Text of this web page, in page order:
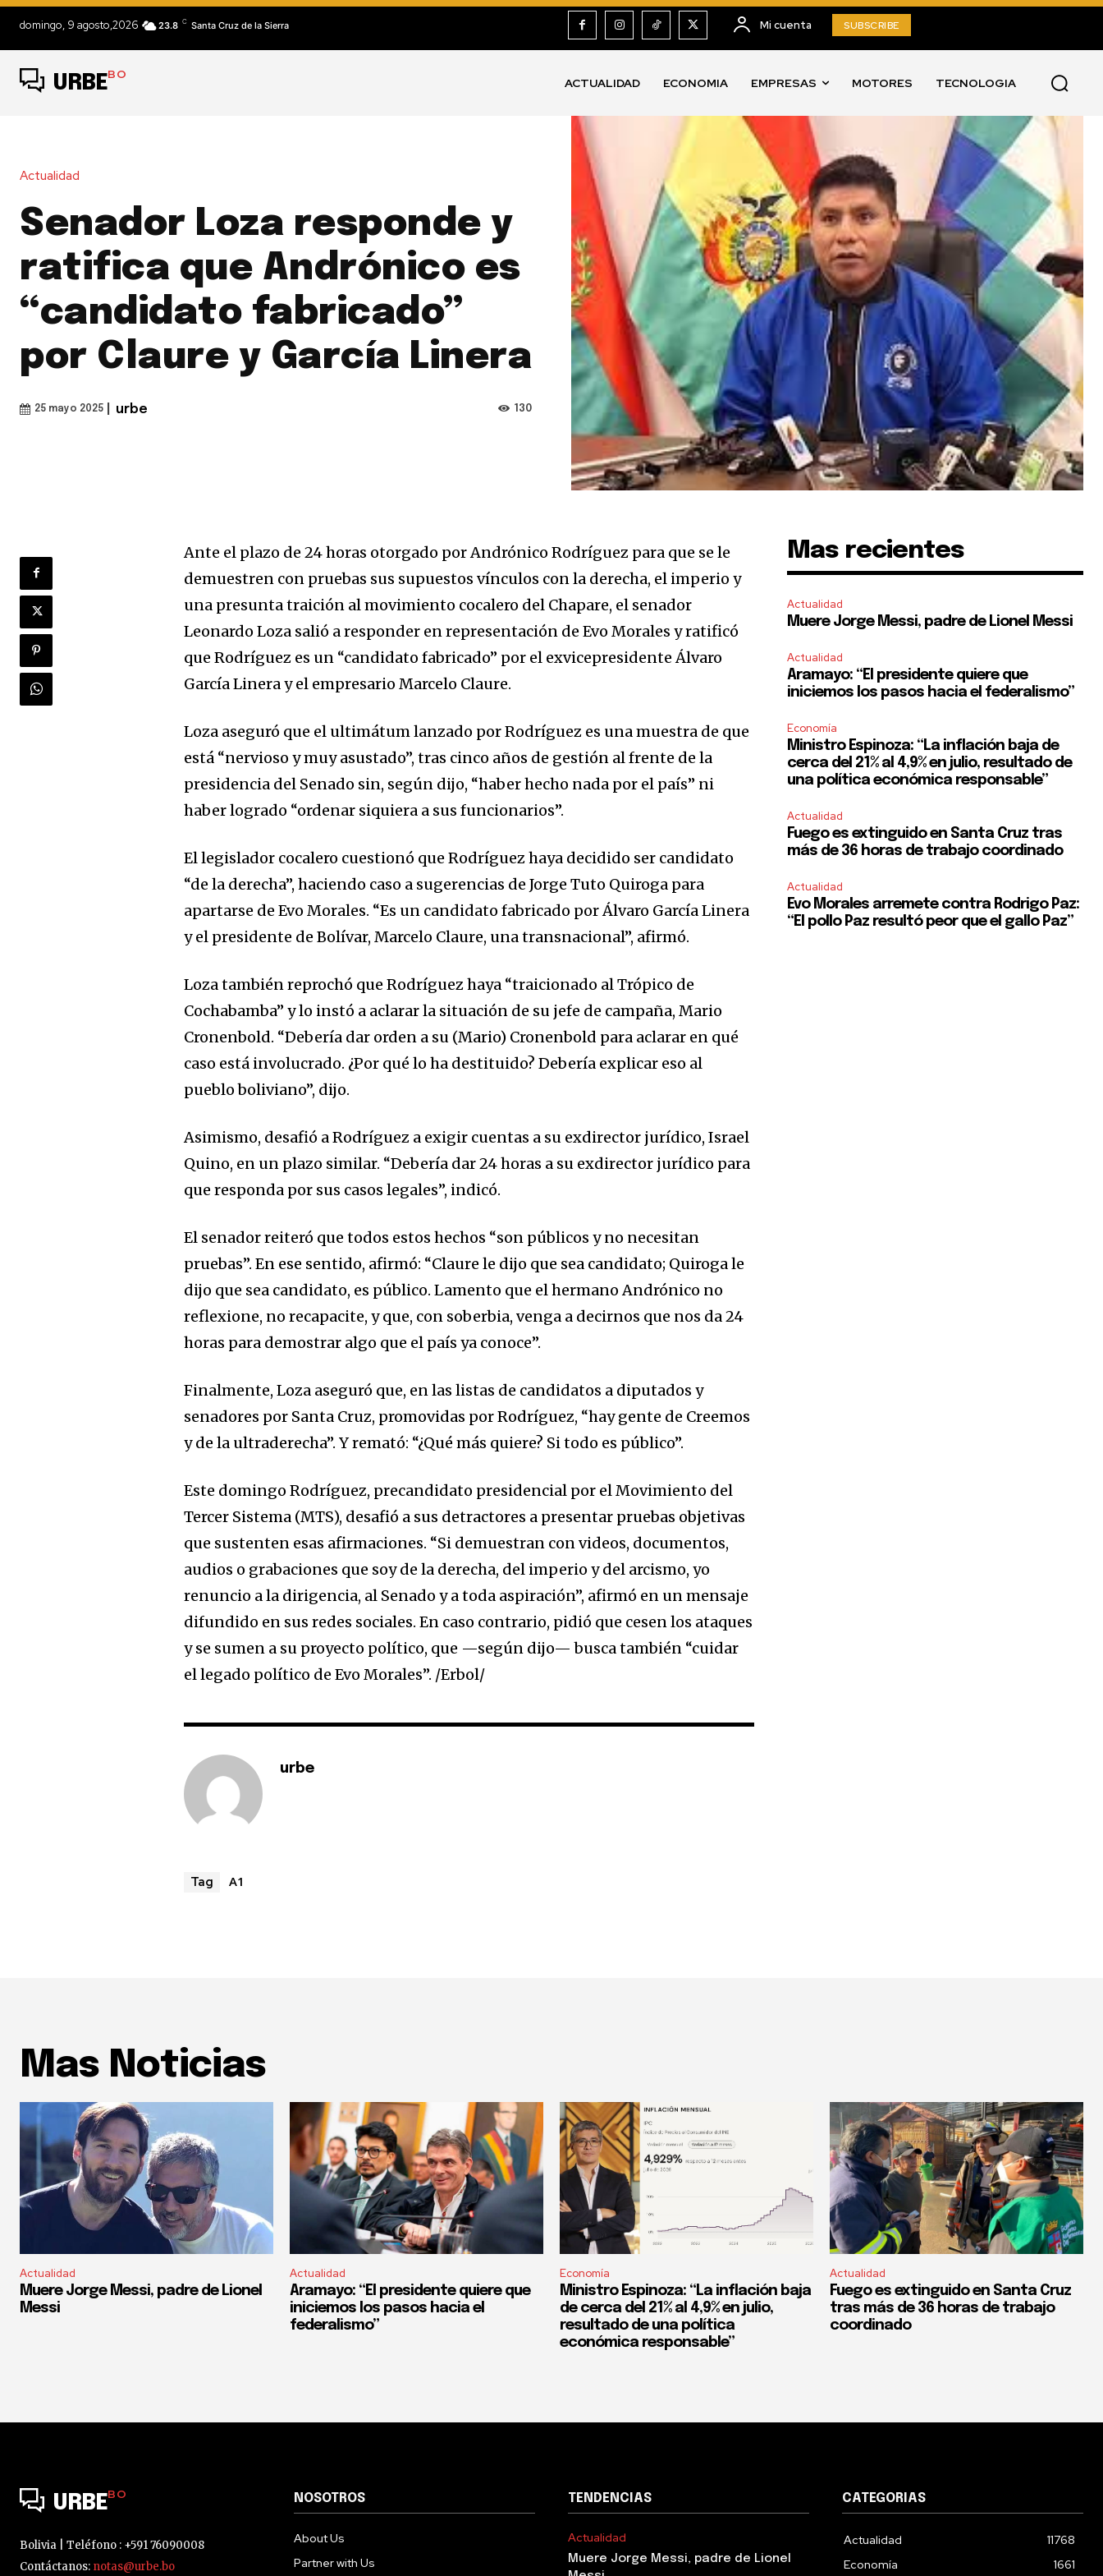
SUBSCRIBERS and be part
of the conversation.
the subscribe button below. Don't worry, we respect your privacy and
won't spam your inbox. Your information is safe with us.
I've read and accept the
domingo, 9 agosto,2026 23.8 C Santa Cruz de la Sierra Mi cuenta SUBSCRIBE
URBEBO
ACTUALIDAD ECONOMIA EMPRESAS MOTORES TECNOLOGIA
Actualidad
Senador Loza responde y
ratifica que Andrónico es
“candidato fabricado”
por Claure y García Linera
25 mayo 2025 urbe 130
Ante el plazo de 24 horas otorgado por Andrónico Rodríguez para que se le
demuestren con pruebas sus supuestos vínculos con la derecha, el imperio y
una presunta traición al movimiento cocalero del Chapare, el senador
Leonardo Loza salió a responder en representación de Evo Morales y ratificó
que Rodríguez es un “candidato fabricado” por el exvicepresidente Álvaro
García Linera y el empresario Marcelo Claure.
Loza aseguró que el ultimátum lanzado por Rodríguez es una muestra de que
está “nervioso y muy asustado”, tras cinco años de gestión al frente de la
presidencia del Senado sin, según dijo, “haber hecho nada por el país” ni
haber logrado “ordenar siquiera a sus funcionarios”.
El legislador cocalero cuestionó que Rodríguez haya decidido ser candidato
“de la derecha”, haciendo caso a sugerencias de Jorge Tuto Quiroga para
apartarse de Evo Morales. “Es un candidato fabricado por Álvaro García Linera
y el presidente de Bolívar, Marcelo Claure, una transnacional”, afirmó.
Loza también reprochó que Rodríguez haya “traicionado al Trópico de
Cochabamba” y lo instó a aclarar la situación de su jefe de campaña, Mario
Cronenbold. “Debería dar orden a su (Mario) Cronenbold para aclarar en qué
caso está involucrado. ¿Por qué lo ha destituido? Debería explicar eso al
pueblo boliviano”, dijo.
Asimismo, desafió a Rodríguez a exigir cuentas a su exdirector jurídico, Israel
Quino, en un plazo similar. “Debería dar 24 horas a su exdirector jurídico para
que responda por sus casos legales”, indicó.
El senador reiteró que todos estos hechos “son públicos y no necesitan
pruebas”. En ese sentido, afirmó: “Claure le dijo que sea candidato; Quiroga le
dijo que sea candidato, es público. Lamento que el hermano Andrónico no
reflexione, no recapacite, y que, con soberbia, venga a decirnos que nos da 24
horas para demostrar algo que el país ya conoce”.
Finalmente, Loza aseguró que, en las listas de candidatos a diputados y
senadores por Santa Cruz, promovidas por Rodríguez, “hay gente de Creemos
y de la ultraderecha”. Y remató: “¿Qué más quiere? Si todo es público”.
Este domingo Rodríguez, precandidato presidencial por el Movimiento del
Tercer Sistema (MTS), desafió a sus detractores a presentar pruebas objetivas
que sustenten esas afirmaciones. “Si demuestran con videos, documentos,
audios o grabaciones que soy de la derecha, del imperio y del arcismo, yo
renuncio a la dirigencia, al Senado y a toda aspiración”, afirmó en un mensaje
difundido en sus redes sociales. En caso contrario, pidió que cesen los ataques
y se sumen a su proyecto político, que —según dijo— busca también “cuidar
el legado político de Evo Morales”. /Erbol/
urbe
Tag A1
Mas recientes
Actualidad
Muere Jorge Messi, padre de Lionel Messi
Actualidad
Aramayo: “El presidente quiere que
iniciemos los pasos hacia el federalismo”
Economía
Ministro Espinoza: “La inflación baja de
cerca del 21% al 4,9% en julio, resultado de
una política económica responsable”
Actualidad
Fuego es extinguido en Santa Cruz tras
más de 36 horas de trabajo coordinado
Actualidad
Evo Morales arremete contra Rodrigo Paz:
“El pollo Paz resultó peor que el gallo Paz”
Mas Noticias
Actualidad
Muere Jorge Messi, padre de Lionel
Messi
Actualidad
Aramayo: “El presidente quiere que
iniciemos los pasos hacia el
federalismo”
Economía
Ministro Espinoza: “La inflación baja
de cerca del 21% al 4,9% en julio,
resultado de una política
económica responsable”
Actualidad
Fuego es extinguido en Santa Cruz
tras más de 36 horas de trabajo
coordinado
URBEBO
Bolivia | Teléfono : +591 76090008
Contáctanos: notas@urbe.bo
NOSOTROS
About Us
Partner with Us
TENDENCIAS
Actualidad
Muere Jorge Messi, padre de Lionel
CATEGORIAS
Actualidad
11768
Economía
1661